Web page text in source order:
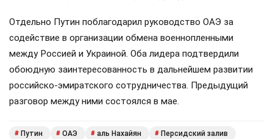
Отдельно Путин поблагодарил руководство ОАЭ за
содействие в организации обмена военнопленными
между Россией и Украиной. Оба лидера подтвердили
обоюдную заинтересованность в дальнейшем развитии
российско-эмиратского сотрудничества. Предыдущий
разговор между ними состоялся в мае.
# Путин # ОАЭ # аль Нахайян # Персидский залив